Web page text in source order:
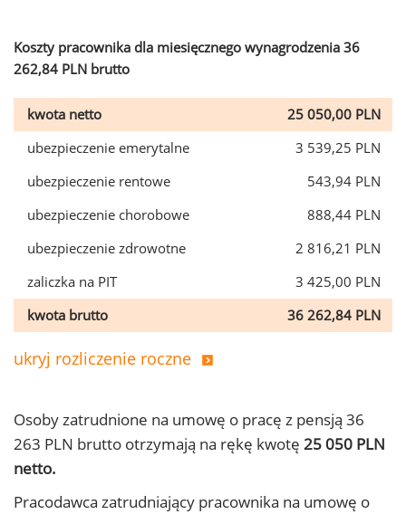
Koszty pracownika dla miesięcznego wynagrodzenia 36
262,84 PLN brutto
kwota netto
25 050,00 PLN
ubezpieczenie emerytalne
3 539,25 PLN
ubezpieczenie rentowe
543,94 PLN
ubezpieczenie chorobowe
888,44 PLN
ubezpieczenie zdrowotne
2 816,21 PLN
zaliczka na PIT
3 425,00 PLN
kwota brutto
36 262,84 PLN
ukryj rozliczenie roczne
Osoby zatrudnione na umowę o pracę z pensją 36
263 PLN brutto otrzymają na rękę kwotę 25 050 PLN
netto.
Pracodawca zatrudniający pracownika na umowę o